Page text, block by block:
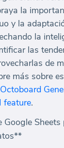
la
y la
la
las
de
más sobre
Octoboard
feature.
Google